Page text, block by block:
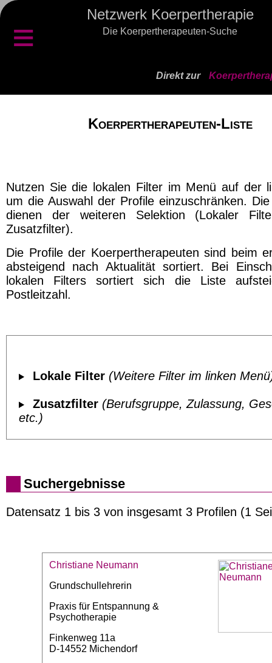
Netzwerk Koerpertherapie
Die Koerpertherapeuten-Suche
≡
Direkt zur
Koerpertherapeuten-Liste
Nutzen Sie die lokalen Filter im Menü auf der
um die Auswahl der Profile einzuschränken.
dienen der weiteren Selektion (Lokaler
Zusatzfilter).
Die Profile der Koerpertherapeuten sind beim
absteigend nach Aktualität sortiert. Bei
lokalen Filters sortiert sich die Liste
Postleitzahl.
Lokale Filter (Weitere Filter im linken
Zusatzfilter (Berufsgruppe, Zulassung,
etc.)
Suchergebnisse
Datensatz 1 bis 3 von insgesamt 3 Profilen (1
Christiane Neumann
Grundschullehrerin
Praxis für Entspannung &
Psychotherapie
Finkenweg 11a
D-14552 Michendorf